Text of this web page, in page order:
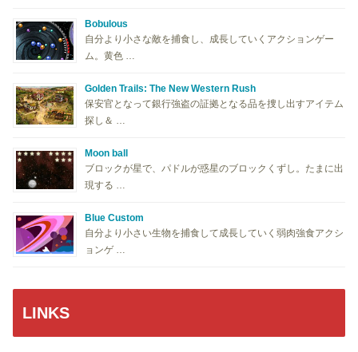
Bobulous
自分より小さな敵を捕食し、成長していくアクションゲー
ム。黄色 …
Golden Trails: The New Western Rush
保安官となって銀行強盗の証拠となる品を捜し出すアイテム
探し＆ …
Moon ball
ブロックが星で、パドルが惑星のブロックくずし。たまに出
現する …
Blue Custom
自分より小さい生物を捕食して成長していく弱肉強食アクシ
ョンゲ …
LINKS